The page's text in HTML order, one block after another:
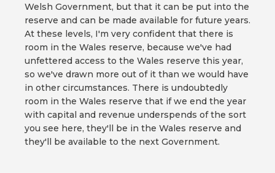
Welsh Government, but that it can be put into the
reserve and can be made available for future years.
At these levels, I'm very confident that there is
room in the Wales reserve, because we've had
unfettered access to the Wales reserve this year,
so we've drawn more out of it than we would have
in other circumstances. There is undoubtedly
room in the Wales reserve that if we end the year
with capital and revenue underspends of the sort
you see here, they'll be in the Wales reserve and
they'll be available to the next Government.